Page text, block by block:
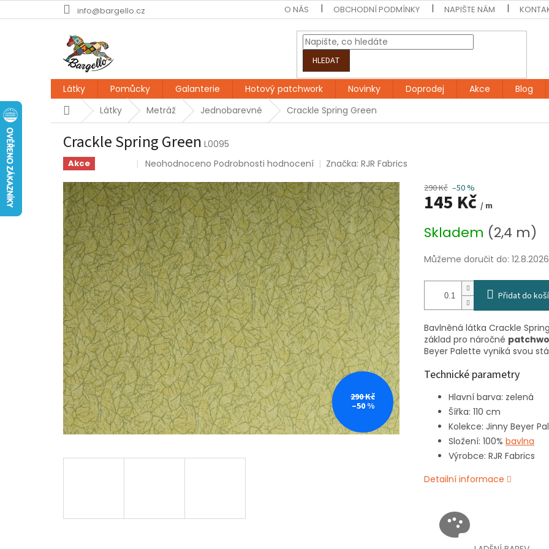
na
info@bargello.cz O NÁS OBCHODNÍ PODMÍNKY NAPIŠTE NÁM
HLEDAT
Látky Pomůcky Galanterie Hotový patchwork Novinky Doprodej Akce Blog
DomůLátky Metráž Jednobarevné Crackle Spring Green
Crackle Spring Green L0095
Akce
Průměrné
produktu
je
0,0
z
5
hvězdiček.
Neohodnoceno Podrobnosti hodnocení Značka: RJR Fabrics
290 Kč
–50 %
290 Kč –50 %
145 Kč / m
cena:
Skladem (2,4 m)
Můžeme doručit do: 12.8.2026
Přidat do
Bavlněná látka Crackle
základ pro náročné
Beyer Palette vyniká svou
Technické parametry
Hlavní barva: zelená
Šířka: 110 cm
Kolekce: Jinny Beyer
Složení: 100% bavlna
Výrobce: RJR Fabrics
Detailní informace